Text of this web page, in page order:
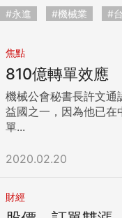
#永進 #機械業 #
焦點
810億轉單效應
機械公會秘書長許文通
益國之一，因為他已在
單...
2020.02.20
財經